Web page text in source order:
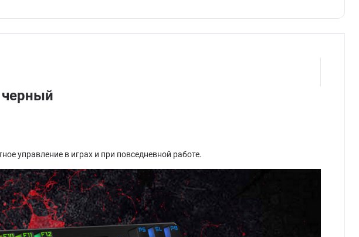
черный
управление в играх и при повседневной работе.